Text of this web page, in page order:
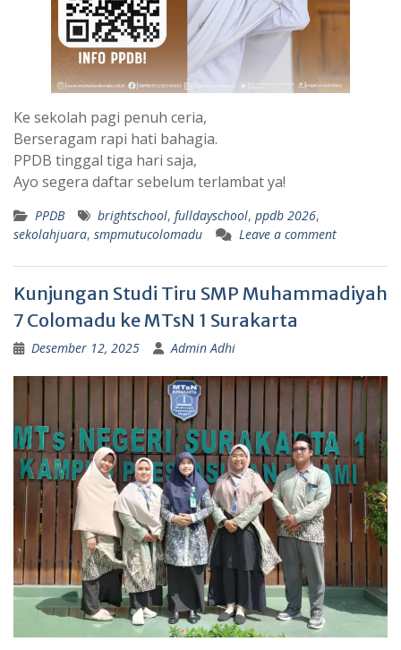
Ke sekolah pagi penuh ceria,
Berseragam rapi hati bahagia.
PPDB tinggal tiga hari saja,
Ayo segera daftar sebelum terlambat ya!
PPDB brightschool, fulldayschool, ppdb 2026,
sekolahjuara, smpmutucolomadu Leave a comment
Kunjungan Studi Tiru SMP Muhammadiyah
7 Colomadu ke MTsN 1 Surakarta
Desember 12, 2025 Admin Adhi